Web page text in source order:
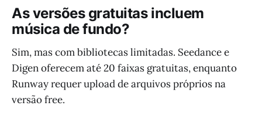
As versões gratuitas incluem
música de fundo?
Sim, mas com bibliotecas limitadas. Seedance e
Digen oferecem até 20 faixas gratuitas, enquanto
Runway requer upload de arquivos próprios na
versão free.